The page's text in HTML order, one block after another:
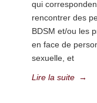
qui
rencontrer des
BDSM et/ou les
en face de
sexuelle, et
Lire la suite →